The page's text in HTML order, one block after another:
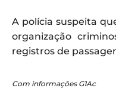
A polícia suspeita
organização
registros de
Com informações G1Ac